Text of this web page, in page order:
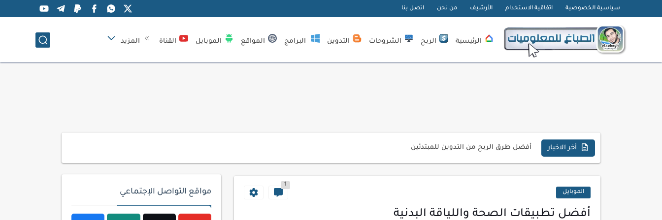
سياسية الخصوصية اتفاقية الاستخدام الأرشيف من نحن اتصل بنا
الرئيسية الربح الشروحات التدوين البرامج المواقع الموبايل القناة المزيد
أخر الاخبار أفضل طرق الربح من التدوين للمبتدئين
أسرار اختيار لوحة مفاتيح تناسب عملك اليومي
الموبايل
1
أفضل تطبيقات الصحة واللياقة البدنية
مواقع التواصل الإجتماعي